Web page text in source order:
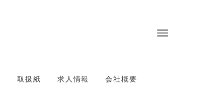
取扱紙 求人情報 会社概要